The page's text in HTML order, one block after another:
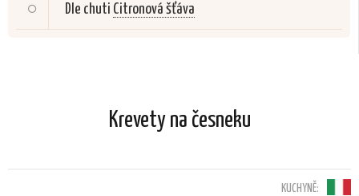
Dle chuti Citronová šťáva
Krevety na česneku
KUCHYNĚ: